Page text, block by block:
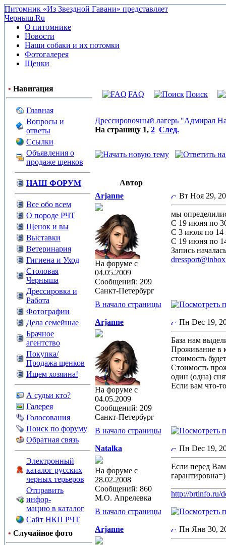
Питомник «Из Звездной Гавани» представляет
Черныш.Ru
О питомнике
Новости
Наши собаки и их потомки
Фотогалерея
Щенки
• Навигация
Главная
Вопросы и
ответы
Ссылки
Объявления о
продаже щенков
НАШ ФОРУМ
Все обо всем
О породе РЧТ
Щенок и вы
Выставки
Ветеринария
Гигиена и Уход
Столовая
Черныша
Дрессировка и
Работа
Фотографии
Дела семейные
Брачное
агентство
Покупка/
Продажа щенков
Ищем хозяина!
А судьи кто?
Галерея
Голосования
Поиск по форуму
Обратная связь
Электронный
каталог русских
черных терьеров
Отправить
инфор-
мацию в каталог
Сайт НКП РЧТ
• Случайное фото
FAQ Поиск
Дрессировочный лагерь "Адмирал
На страницу 1, 2 След.
Автор
Arjanne
На форуме с
04.05.2009
Сообщений: 209
Санкт-Петербург
Вт Ноя 29,
мы
С 19 июня по
С 3 июля по 14
С 19 июня по
Запись
В начало страницы
Arjanne
На форуме с
04.05.2009
Сообщений: 209
Санкт-Петербург
Пн Dec 19,
База нам
Проживание в
стоимость
Стоимость
один (одна)
Если вам что-
В начало страницы
Natalka
На форуме с
28.02.2008
Сообщений: 860
М.О. Апрелевка
Пн Dec 19,
Если перед
http://brtinfo.ru/
В начало страницы
Arjanne Пн Янв 30,